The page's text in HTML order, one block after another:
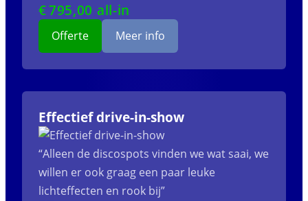
€795,00 all-in
Offerte Meer info
Effectief drive-in-show
“Alleen de discospots vinden we wat saai, we
willen er ook graag een paar leuke
lichteffecten en rook bij”